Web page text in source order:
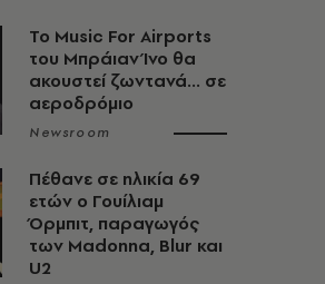
Το Music For Airports
του Μπράιαν Ίνο θα
ακουστεί ζωντανά... σε
αεροδρόμιο
Newsroom
Πέθανε σε ηλικία 69
ετών ο Γουίλιαμ
Όρμπιτ, παραγωγός
των Madonna, Blur και
U2